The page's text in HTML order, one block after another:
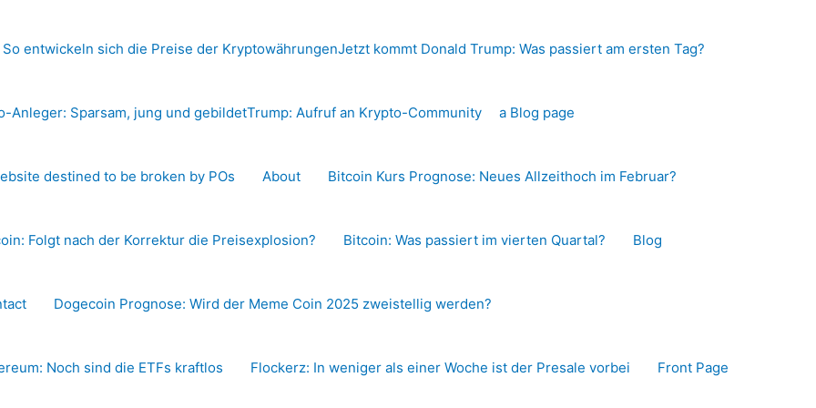
So entwickeln sich die Preise der KryptowährungenJetzt kommt Donald Trump: Was passiert am ersten Tag?
Anleger: Sparsam, jung und gebildetTrump: Aufruf an Krypto-Community a Blog page
destined to be broken by POs About Bitcoin Kurs Prognose: Neues Allzeithoch im Februar?
Folgt nach der Korrektur die Preisexplosion? Bitcoin: Was passiert im vierten Quartal? Blog
Dogecoin Prognose: Wird der Meme Coin 2025 zweistellig werden?
Noch sind die ETFs kraftlos Flockerz: In weniger als einer Woche ist der Presale vorbei Front Page